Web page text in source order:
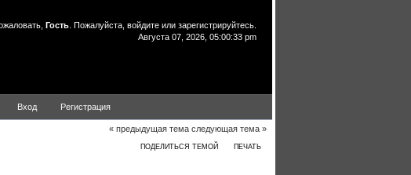
Гость . Пожалуйста, войдите или зарегистрируйтесь
Августа 07, 2026, 05:00:33 pm
Вход Регистрация
« предыдущая тема следующая тема »
ПОДЕЛИТЬСЯ ТЕМОЙ ПЕЧАТЬ